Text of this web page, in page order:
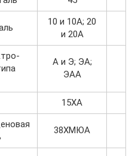
10 и 10А; 20
и 20А
А и Э; ЭА;
ЭАА
15ХА
38ХМЮА